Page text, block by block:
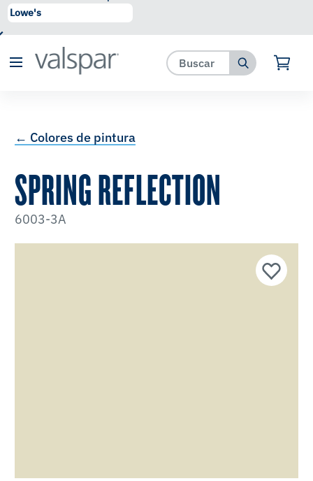
se ha agregado a favoritos.
← Colores de pintura
SPRING REFLECTION
6003-3A